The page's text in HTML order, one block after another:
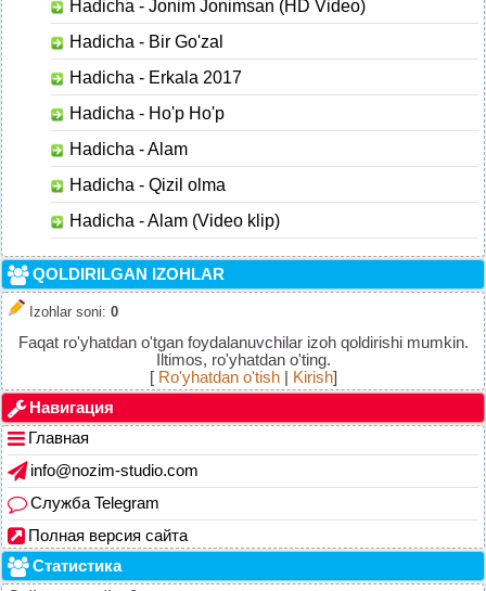
Hadicha - Jonim Jonimsan (HD Video)
Hadicha - Bir Go'zal
Hadicha - Erkala 2017
Hadicha - Ho'p Ho'p
Hadicha - Alam
Hadicha - Qizil olma
Hadicha - Alam (Video klip)
QOLDIRILGAN IZOHLAR
Izohlar soni: 0
Faqat ro'yhatdan o'tgan foydalanuvchilar izoh qoldirishi mumkin.
Iltimos, ro'yhatdan o'ting.
[ Ro'yhatdan o'tish| Kirish]
Навигация
Главная
info@nozim-studio.com
Служба Telegram
Полная версия сайта
Статистика